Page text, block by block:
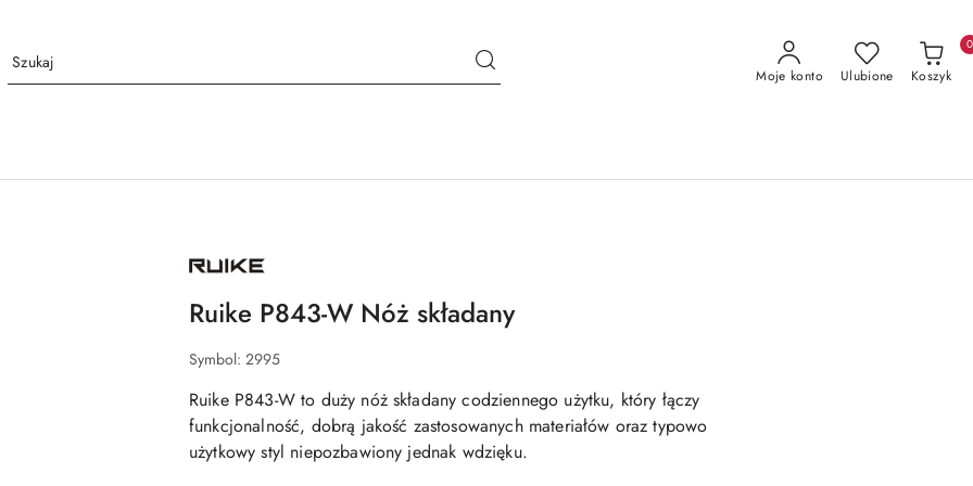
Moje konto Ulubione Koszyk
0
NAZWA
PRODUCENTA:
Ruike P843-W Nóż składany
Symbol: 2995
Ruike P843-Wto duży nóż składany codziennego użytku, który łączy
funkcjonalność, dobrą jakość zastosowanych materiałów oraz typowo
użytkowy styl niepozbawiony jednak wdzięku.